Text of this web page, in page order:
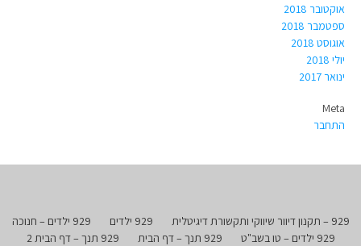
אוקטובר 2018
ספטמבר 2018
אוגוסט 2018
יולי 2018
ינואר 2017
Meta
התחבר
929 – תקנון דיוור שיווקי ותקשורת דיגיטלית 929 ילדים
929 ילדים – חנוכה
929 ילדים – טו בשב"ט
929 תנך – דף הבית
929 תנך – דף הבית 2